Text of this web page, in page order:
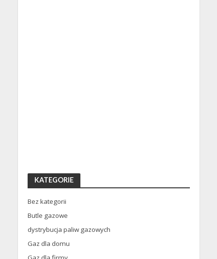
KATEGORIE
Bez kategorii
Butle gazowe
dystrybucja paliw gazowych
Gaz dla domu